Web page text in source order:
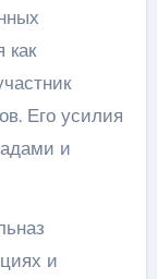
как
Его усилия
и
и